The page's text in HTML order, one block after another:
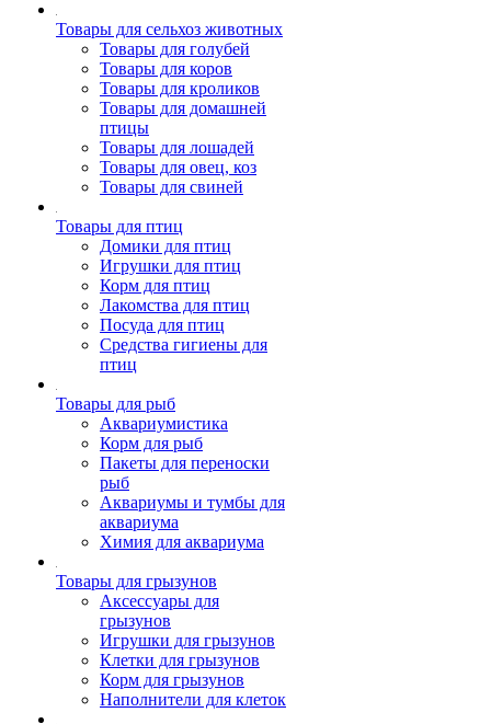
Товары для сельхоз животных
Товары для голубей
Товары для коров
Товары для кроликов
Товары для домашней
птицы
Товары для лошадей
Товары для овец, коз
Товары для свиней
Товары для птиц
Домики для птиц
Игрушки для птиц
Корм для птиц
Лакомства для птиц
Посуда для птиц
Средства гигиены для
птиц
Товары для рыб
Аквариумистика
Корм для рыб
Пакеты для переноски
рыб
Аквариумы и тумбы для
аквариума
Химия для аквариума
Товары для грызунов
Аксессуары для
грызунов
Игрушки для грызунов
Клетки для грызунов
Корм для грызунов
Наполнители для клеток